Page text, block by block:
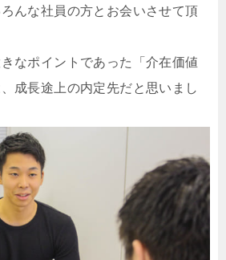
んな社員の方とお会いさせて頂
なポイントであった「介在価値
成長途上の内定先だと思いまし